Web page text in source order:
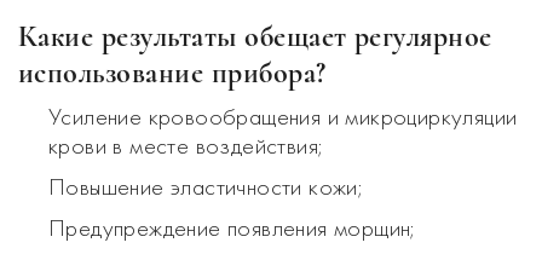
Какие результаты обещает регулярное
использование прибора?
Усиление кровообращения и микроциркуляции
крови в месте воздействия;
Повышение эластичности кожи;
Предупреждение появления морщин;